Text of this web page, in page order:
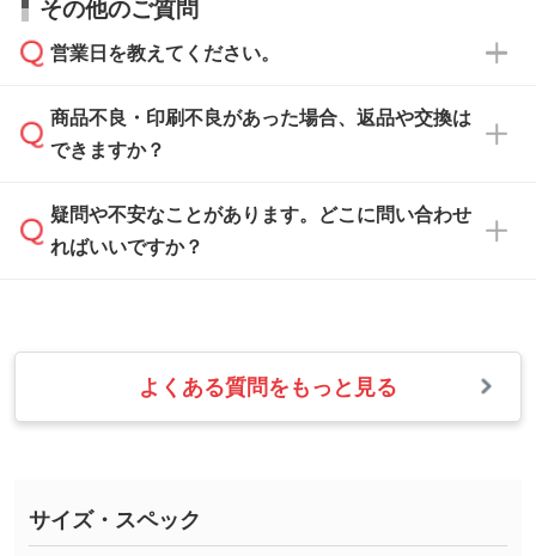
い合わせください。
なお、印刷用データの作り方に関する詳細は、
から添付してお送りください。
・解像度の低いデータをトレース/調整してほ
しい
解像度の低い画像や、手書きのイラスト、写真
などを、印刷に適したベクターデータに変換し
・フルカラーデータを1色に変換してほしい
・1色印刷でグラデーションや濃淡を表現した
い
す。→詳しく見る
相談いただきますと、担当スタッフがお客様の
ご希望や商品の本体色を確認し、印刷色をご提
本体色がブラック、ネイビーなど濃色の場合は
白色か淡い色の印刷色をおすすめしておりま
す。
本体色がナチュラルなど淡色の場合、印刷をく
っきりと目立たせたいときは濃い印刷色が、柔
らかい雰囲気にしたいときは淡い印刷色が映え
また、お選びいただいた印刷色が本体色に合わ
ない場合や仕上がりに影響しそうな場合は、ス
タッフから別の色をご案内することもございま
その他のご質問
営業日を教えてください。
営業日は平日の10:00～18:00で、土日祝日はお
休みとなります。注文・見積・お問い合わせ
速やかに対応いたします。
商品不良・印刷不良があった場合、返品や交換は
できますか？
お手数をお掛けいたしますが、至急担当スタッ
フまでご連絡ください。商品の状況を確認し、
・お届け時に商品が損傷・故障している場合
・ご注文と異なる商品が届いた場合
・印刷不良があった場合
※詳しくは「商品の良品基準について
ください。
疑問や不安なことがあります。どこに問い合わせ
ればいいですか？
業日以内に担当スタッフよりメールにてご連絡
いたします。
お急ぎの場合はお電話でのご質問も受け付けて
TEL：0422-29-9911 営業時間10:00～
よくある質問をもっと見る
サイズ・スペック